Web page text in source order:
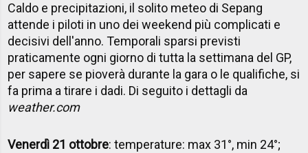
Caldo e precipitazioni, il solito meteo di Sepang
attende i piloti in uno dei weekend più complicati e
decisivi dell'anno. Temporali sparsi previsti
praticamente ogni giorno di tutta la settimana del GP,
per sapere se pioverà durante la gara o le qualifiche, si
fa prima a tirare i dadi. Di seguito i dettagli da
weather.com
Venerdì 21 ottobre: temperature: max 31°, min 24°;